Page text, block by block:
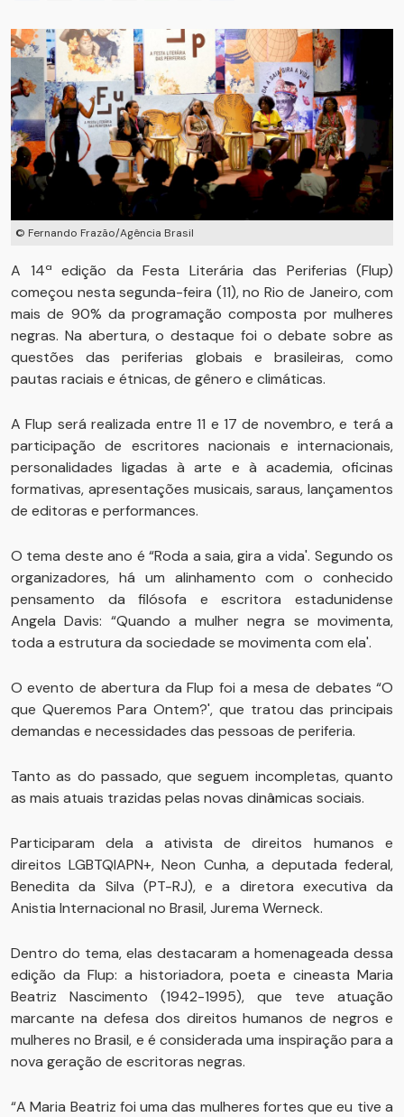
© Fernando Frazão/Agência Brasil
A 14ª edição da Festa Literária das Periferias (Flup)
começou nesta segunda-feira (11), no Rio de Janeiro, com
mais de 90% da programação composta por mulheres
negras. Na abertura, o destaque foi o debate sobre as
questões das periferias globais e brasileiras, como
pautas raciais e étnicas, de gênero e climáticas.
A Flup será realizada entre 11 e 17 de novembro, e terá a
participação de escritores nacionais e internacionais,
personalidades ligadas à arte e à academia, oficinas
formativas, apresentações musicais, saraus, lançamentos
de editoras e performances.
O tema deste ano é “Roda a saia, gira a vida'. Segundo os
organizadores, há um alinhamento com o conhecido
pensamento da filósofa e escritora estadunidense
Angela Davis: “Quando a mulher negra se movimenta,
toda a estrutura da sociedade se movimenta com ela'.
O evento de abertura da Flup foi a mesa de debates “O
que Queremos Para Ontem?', que tratou das principais
demandas e necessidades das pessoas de periferia.
Tanto as do passado, que seguem incompletas, quanto
as mais atuais trazidas pelas novas dinâmicas sociais.
Participaram dela a ativista de direitos humanos e
direitos LGBTQIAPN+, Neon Cunha, a deputada federal,
Benedita da Silva (PT-RJ), e a diretora executiva da
Anistia Internacional no Brasil, Jurema Werneck.
Dentro do tema, elas destacaram a homenageada dessa
edição da Flup: a historiadora, poeta e cineasta Maria
Beatriz Nascimento (1942-1995), que teve atuação
marcante na defesa dos direitos humanos de negros e
mulheres no Brasil, e é considerada uma inspiração para a
nova geração de escritoras negras.
“A Maria Beatriz foi uma das mulheres fortes que eu tive a